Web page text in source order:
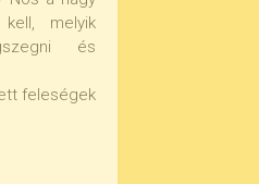
melyik
és
feleségek